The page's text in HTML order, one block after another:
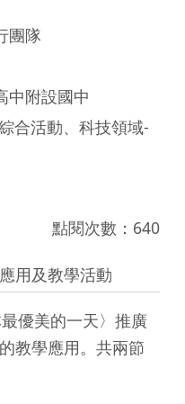
團隊
中附設國中
合活動、科技領域-
點閱次數：640
用及教學活動
優美的一天〉推廣
教學應用。共兩節